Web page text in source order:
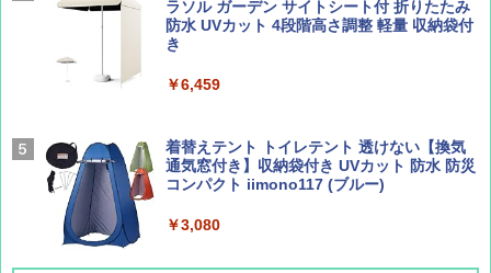
AIRLINE（エアライン）2026年9月号【特
集】ボーイング110周年を祝して！
￥1,760
A09 地球の歩き方 イタリア 2026～2027 地
球の歩き方A ヨーロッパ
￥2,479
ーティング フルクローズ メッシュ 3-4人用
簡単設置 ポップアップテント エクルベージ
ュ(BC仕様) PATC-150B(EB)
￥9,990
[キャンパーズコレクション 山善] 傘みたいに
広げるだけ パッとサッとテント キューブワ
イド ブラックコーティング フルクローズ メ
ATCW-150B エクルベージュ
ラソル ガーデン サイトシート付 折りたたみ
防水 UVカット 4段階高さ調整 軽量 収納袋付
き
￥6,459
着替えテント トイレテント 透けない【換気
通気窓付き】収納袋付き UVカット 防水 防災
コンパクト iimono117 (ブルー)
￥3,080